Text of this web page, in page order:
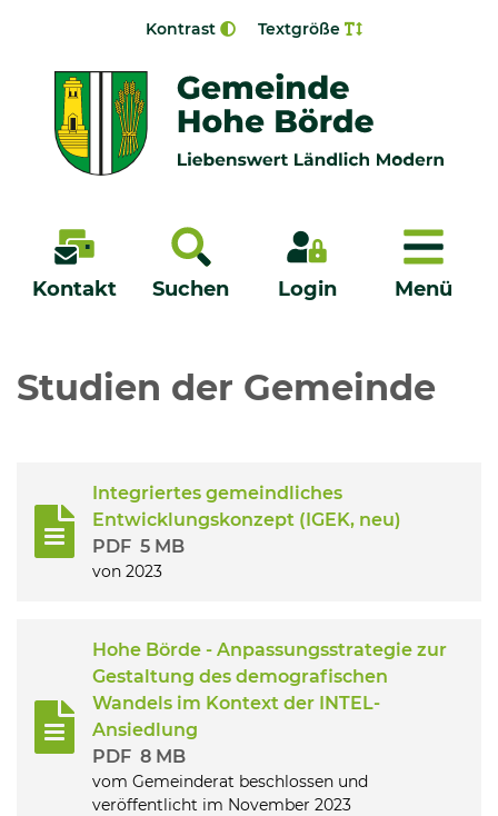
Kontrast Textgröße
Kontakt Suchen Login Menü
Menü
Neuigkeiten
Kommunalpolitik
Wirtschaft, Bauen, Verkehr
Tourismus, Freizeit, Dorfleben
Studien der Gemeinde
Integriertes gemeindliches
Entwicklungskonzept (IGEK, neu)
PDF 5 MB
von 2023
Hohe Börde - Anpassungsstrategie zur
Gestaltung des demografischen
Wandels im Kontext der INTEL-
Ansiedlung
PDF 8 MB
vom Gemeinderat beschlossen und
veröffentlicht im November 2023